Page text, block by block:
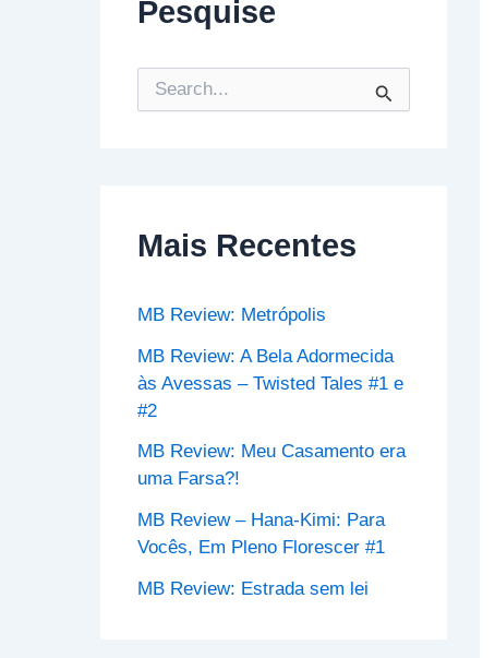
Pesquise
e
a
o
:
Mais Recentes
MB Review: Metrópolis
MB Review: A Bela Adormecida
às Avessas – Twisted Tales #1 e
#2
MB Review: Meu Casamento era
uma Farsa?!
MB Review – Hana-Kimi: Para
Vocês, Em Pleno Florescer #1
MB Review: Estrada sem lei